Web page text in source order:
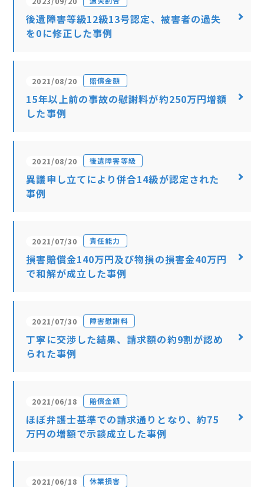
後遺障害等級12級13号認定、被害者の過失
を0に修正した事例
2021/08/20 賠償金額
15年以上前の事故の慰謝料が約250万円増額
した事例
2021/08/20 後遺障害等級
異議申し立てにより併合14級が認定された
事例
2021/07/30 責任能力
損害賠償金140万円及び物損の損害金40万円
で和解が成立した事例
2021/07/30 障害慰謝料
丁寧に交渉した結果、請求額の約9割が認め
られた事例
2021/06/18 賠償金額
ほぼ弁護士基準での請求通りとなり、約75
万円の増額で示談成立した事例
2021/06/18 休業損害